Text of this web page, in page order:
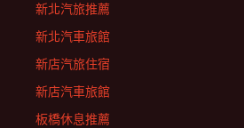
新北汽旅推薦
新北汽車旅館
新店汽旅住宿
新店汽車旅館
板橋休息推薦